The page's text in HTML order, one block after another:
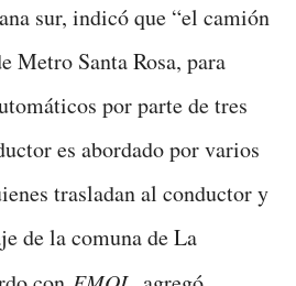
sur, indicó que “el camión
Metro Santa Rosa, para
por parte de tres
es abordado por varios
trasladan al conductor y
de la comuna de La